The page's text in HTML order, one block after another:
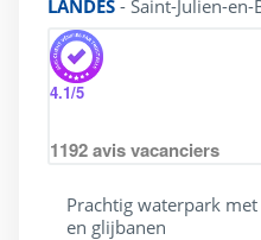
LANDES - Saint-Julien-en-
4.1/5
1192avis vacanciers
Prachtig waterpark
en glijbanen